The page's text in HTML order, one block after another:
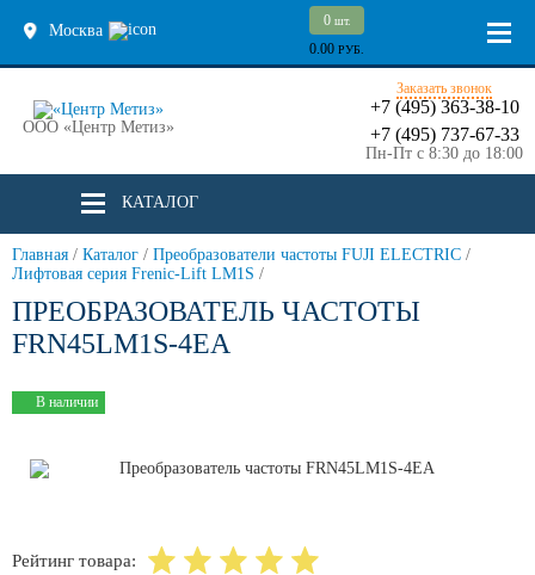
Москва
0 шт.
0.00 РУБ.
ООО «Центр Метиз»
Заказать звонок
+7 (495) 363-38-10
+7 (495) 737-67-33
Пн-Пт с 8:30 до 18:00
КАТАЛОГ
Главная / Каталог / Преобразователи частоты FUJI ELECTRIC /
Лифтовая серия Frenic-Lift LM1S /
ПРЕОБРАЗОВАТЕЛЬ ЧАСТОТЫ
FRN45LM1S-4EA
В наличии
Рейтинг товара: